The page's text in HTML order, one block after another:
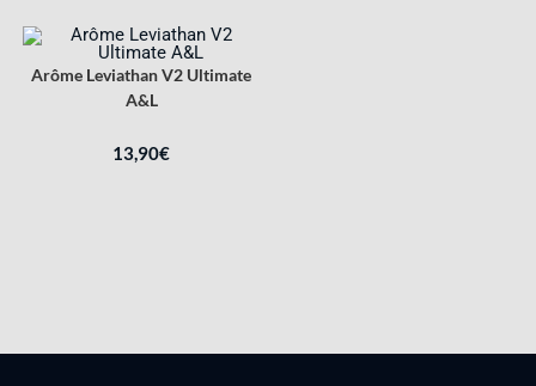
Arôme Leviathan V2 Ultimate
A&L
13,90€